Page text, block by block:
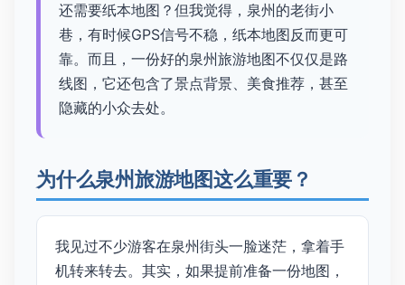
还需要纸本地图？但我觉得，泉州的老街小
巷，有时候GPS信号不稳，纸本地图反而更可
靠。而且，一份好的泉州旅游地图不仅仅是路
线图，它还包含了景点背景、美食推荐，甚至
隐藏的小众去处。
为什么泉州旅游地图这么重要？
我见过不少游客在泉州街头一脸迷茫，拿着手
机转来转去。其实，如果提前准备一份地图，